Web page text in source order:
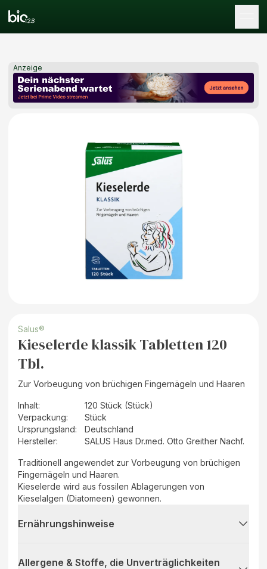
Anzeige
Salus®
Kieselerde klassik Tabletten 120
Tbl.
Zur Vorbeugung von brüchigen Fingernägeln und Haaren
Inhalt:
120 Stück (Stück)
Verpackung:
Stück
Ursprungsland:
Deutschland
Hersteller: SALUS Haus Dr.med. Otto Greither Nachf.
Traditionell angewendet zur Vorbeugung von brüchigen
Fingernägeln und Haaren.
Kieselerde wird aus fossilen Ablagerungen von
Kieselalgen (Diatomeen) gewonnen.
Ernährungshinweise
Allergene & Stoffe, die Unverträglichkeiten